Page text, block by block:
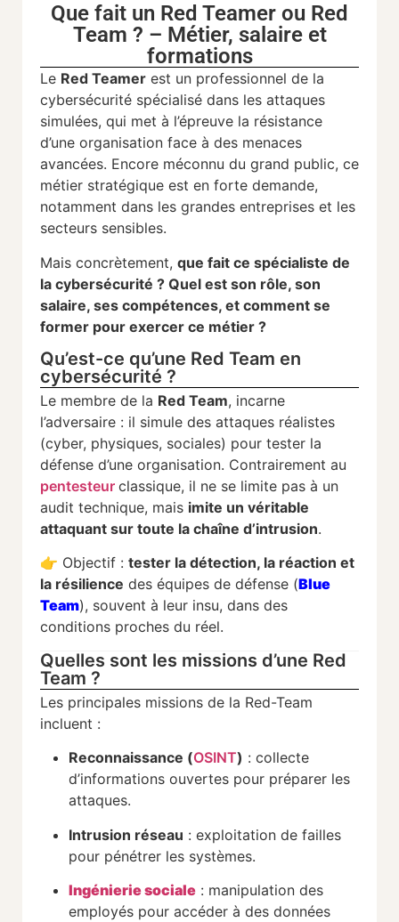
Que fait un Red Teamer ou Red
Team ? – Métier, salaire et
formations
Le Red Teamer est un professionnel de la
cybersécurité spécialisé dans les attaques
simulées, qui met à l’épreuve la résistance
d’une organisation face à des menaces
avancées. Encore méconnu du grand public, ce
métier stratégique est en forte demande,
notamment dans les grandes entreprises et les
secteurs sensibles.
Mais concrètement, que fait ce spécialiste de
la cybersécurité ? Quel est son rôle, son
salaire, ses compétences, et comment se
former pour exercer ce métier ?
Qu’est-ce qu’une Red Team en
cybersécurité ?
Le membre de la Red Team, incarne
l’adversaire : il simule des attaques réalistes
(cyber, physiques, sociales) pour tester la
défense d’une organisation. Contrairement au
pentesteur classique, il ne se limite pas à un
audit technique, mais imite un véritable
attaquant sur toute la chaîne d’intrusion.
👉 Objectif : tester la détection, la réaction et
la résilience des équipes de défense (Blue
Team), souvent à leur insu, dans des
conditions proches du réel.
Quelles sont les missions d’une Red
Team ?
Les principales missions de la Red-Team
incluent :
Reconnaissance (OSINT) : collecte
d’informations ouvertes pour préparer les
attaques.
Intrusion réseau : exploitation de failles
pour pénétrer les systèmes.
Ingénieriesociale : manipulation des
employés pour accéder à des données